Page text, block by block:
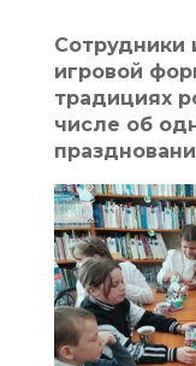
Сотрудники
игровой
традициях
числе об